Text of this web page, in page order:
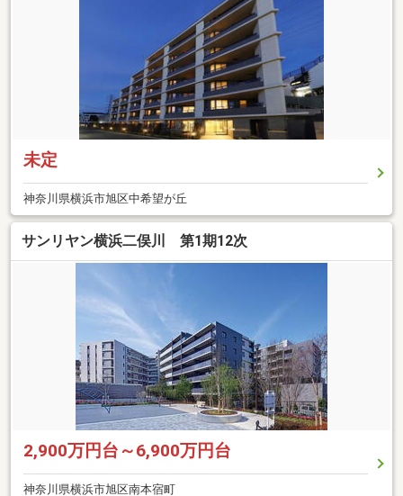
未定
神奈川県横浜市旭区中希望が丘
サンリヤン横浜二俣川 第1期12次
2,900万円台～6,900万円台
神奈川県横浜市旭区南本宿町